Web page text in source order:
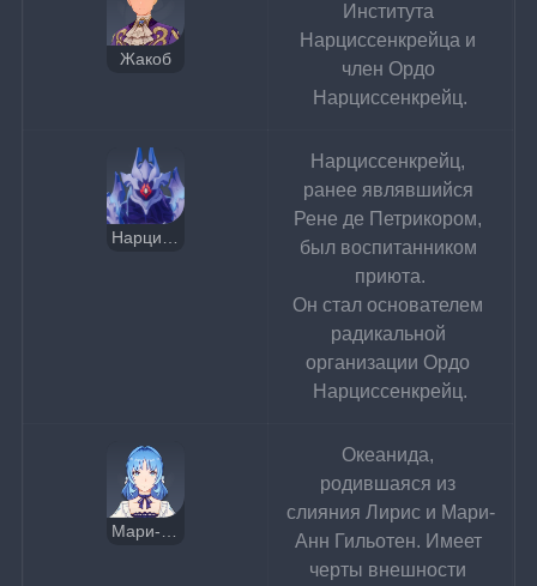
Жакоб
Института
Нарциссенкрейца и
член Ордо
Нарциссенкрейц.
Нарциссенкрейц,
ранее являвшийся
Рене де Петрикором,
был воспитанником
приюта.
Он стал основателем
радикальной
организации Ордо
Нарциссенкрейц.
Океанида,
родившаяся из
слияния Лирис и Мари-
Анн Гильотен. Имеет
черты внешности